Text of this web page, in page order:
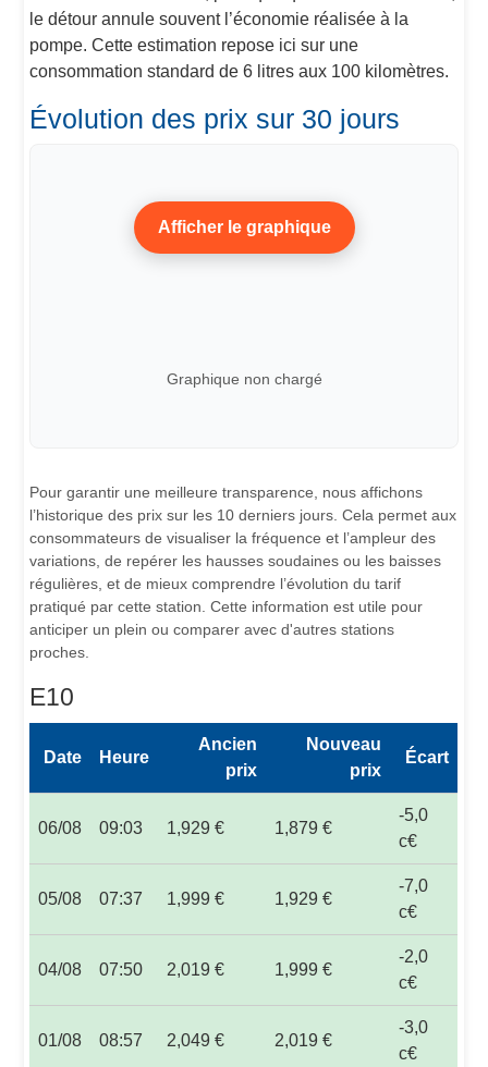
le détour annule souvent l’économie réalisée à la
pompe. Cette estimation repose ici sur une
consommation standard de 6 litres aux 100 kilomètres.
Évolution des prix sur 30 jours
Afficher le graphique
Graphique non chargé
Pour garantir une meilleure transparence, nous affichons
l’historique des prix sur les 10 derniers jours. Cela permet aux
consommateurs de visualiser la fréquence et l’ampleur des
variations, de repérer les hausses soudaines ou les baisses
régulières, et de mieux comprendre l’évolution du tarif
pratiqué par cette station. Cette information est utile pour
anticiper un plein ou comparer avec d'autres stations
proches.
E10
Date Heure
Ancien
prix
Nouveau
prix
Écart
06/08 09:03 1,929 € 1,879 €
-5,0
c€
05/08 07:37 1,999 € 1,929 €
-7,0
c€
04/08 07:50 2,019 € 1,999 €
-2,0
c€
01/08 08:57 2,049 € 2,019 €
-3,0
c€